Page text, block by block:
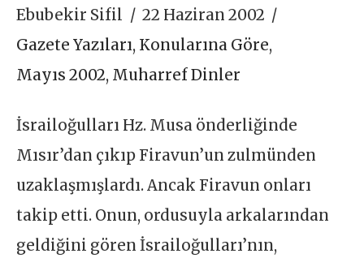
Ebubekir Sifil
22 Haziran 2002
Gazete Yazıları, Konularına Göre,
Mayıs 2002, Muharref Dinler
İsrailoğulları Hz. Musa önderliğinde
Mısır’dan çıkıp Firavun’un zulmünden
uzaklaşmışlardı. Ancak Firavun onları
takip etti. Onun, ordusuyla arkalarından
geldiğini gören İsrailoğulları’nın,